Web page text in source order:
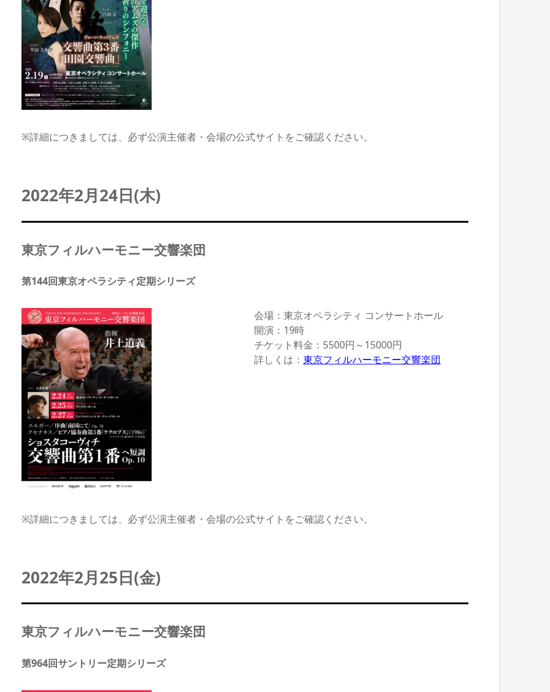
※詳細につきましては、必ず公演主催者・会場の公式サイトをご確認ください。
2022年2月24日(木)
東京フィルハーモニー交響楽団
第144回東京オペラシティ定期シリーズ
会場：東京オペラシティ コンサートホール
開演：19時
チケット料金：5500円～15000円
詳しくは： 東京フィルハーモニー交響楽団
※詳細につきましては、必ず公演主催者・会場の公式サイトをご確認ください。
2022年2月25日(金)
東京フィルハーモニー交響楽団
第964回サントリー定期シリーズ